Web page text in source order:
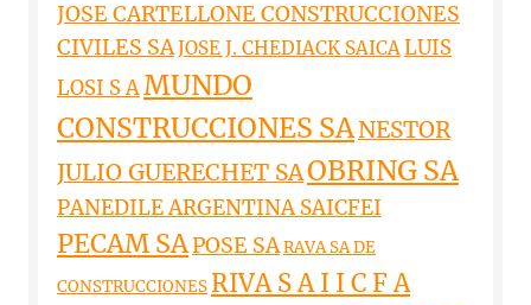
JOSE CARTELLONE CONSTRUCCIONES
CIVILES SAJOSE J. CHEDIACK SAICALUIS
LOSI S AMUNDO
CONSTRUCCIONES SANESTOR
JULIO GUERECHET SAOBRING SA
PANEDILE ARGENTINA SAICFEI
PECAM SAPOSE SARAVA SA DE
CONSTRUCCIONES RIVA S A I I C F A